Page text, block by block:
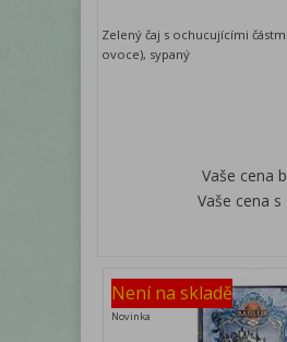
Zelený čaj s ochucujícími
ovoce), sypaný
Vaše cena
Vaše cena s
Není na skladě
Novinka